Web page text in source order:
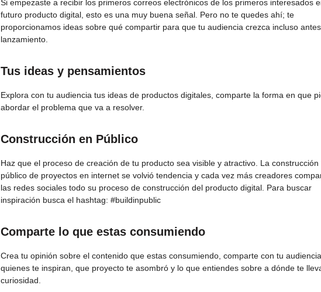
Si empezaste a recibir los primeros correos electrónicos de los primeros interesados
futuro producto digital, esto es una muy buena señal. Pero no te quedes ahí; te
proporcionamos ideas sobre qué compartir para que tu audiencia crezca incluso
lanzamiento.
Tus ideas y pensamientos
Explora con tu audiencia tus ideas de productos digitales, comparte la forma en que
abordar el problema que va a resolver.
Construcción en Público
Haz que el proceso de creación de tu producto sea visible y atractivo. La construcción
público de proyectos en internet se volvió tendencia y cada vez más creadores
las redes sociales todo su proceso de construcción del producto digital. Para buscar
inspiración busca el hashtag: #buildinpublic
Comparte lo que estas consumiendo
Crea tu opinión sobre el contenido que estas consumiendo, comparte con tu audiencia
quienes te inspiran, que proyecto te asombró y lo que entiendes sobre a dónde te
curiosidad.